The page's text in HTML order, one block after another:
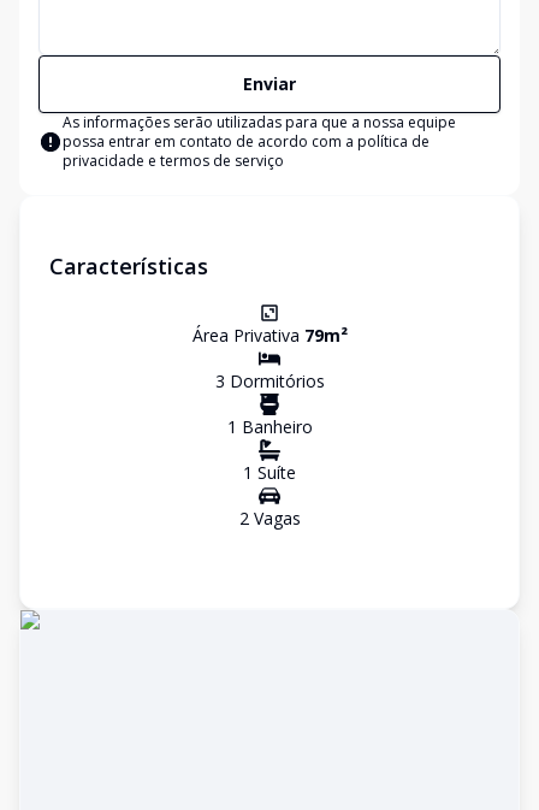
Enviar
As informações serão utilizadas para que a nossa equipe
possa entrar em contato de acordo com a política de
privacidade e termos de serviço
Características
Área Privativa 79m²
3 Dormitórios
1 Banheiro
1 Suíte
2Vagas